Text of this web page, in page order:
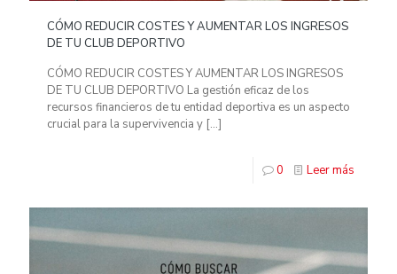
CÓMO REDUCIR COSTES Y AUMENTAR LOS INGRESOS
DE TU CLUB DEPORTIVO
CÓMO REDUCIR COSTES Y AUMENTAR LOS INGRESOS
DE TU CLUB DEPORTIVO La gestión eficaz de los
recursos financieros de tu entidad deportiva es un aspecto
crucial para la supervivencia y […]
0 Leer más